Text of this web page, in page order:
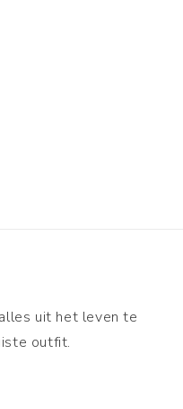
uit het leven te
outfit.